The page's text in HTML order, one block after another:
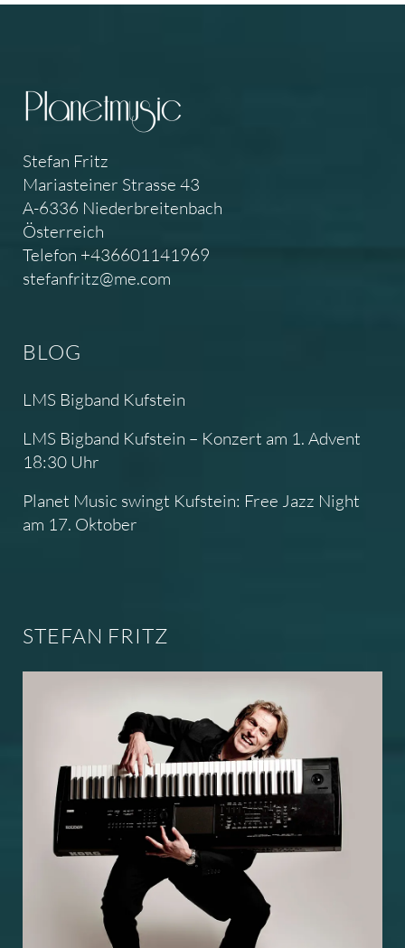
Stefan Fritz
Mariasteiner Strasse 43
A-6336 Niederbreitenbach
Österreich
Telefon +436601141969
stefanfritz@me.com
BLOG
LMS Bigband Kufstein
LMS Bigband Kufstein – Konzert am 1. Advent
18:30 Uhr
Planet Music swingt Kufstein: Free Jazz Night
am 17. Oktober
STEFAN FRITZ